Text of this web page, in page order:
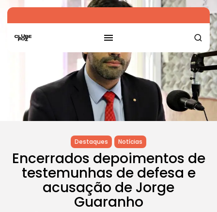
Destaques Notícias
Encerrados depoimentos de
testemunhas de defesa e
acusação de Jorge
Guaranho